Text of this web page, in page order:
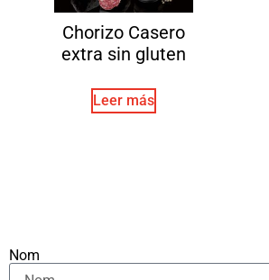
Chorizo Casero
extra sin gluten
Leer más
Nom